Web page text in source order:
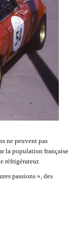
ne peuvent pas
la population française
réfrigérateur.
passions », des